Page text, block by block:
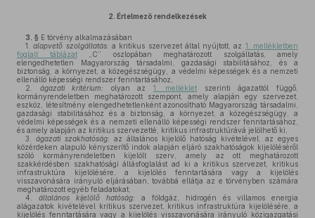
2. Értelmező rendelkezések
3. § E törvény alkalmazásában
1.
alapvető szolgáltatás: a kritikus szervezet által nyújtott, az 1. mellékletben
foglalt táblázat„C” oszlopában meghatározott szolgáltatás, amely
elengedhetetlen Magyarország társadalmi, gazdasági stabilitásához, és a
biztonság, a környezet, a közegészségügy, a védelmi képességek és a nemzeti
ellenálló képességi rendszer fenntartásához,
2.
ágazati kritérium: olyan az 1. melléklet szerinti ágazattól függő,
kormányrendeletben meghatározott szempont, amely alapján egy szervezet,
eszköz, létesítmény elengedhetetlenként azonosítható Magyarország társadalmi,
gazdasági stabilitásához és a biztonság, a környezet, a közegészségügy, a
védelmi képességek és a nemzeti ellenálló képességi rendszer fenntartásához,
és amely alapján az kritikus szervezetté, kritikus infrastruktúrává jelölhető ki,
3.
ágazati szakhatóság: az általános kijelölő hatóság kivételével, az egyes
közérdeken alapuló kényszerítő indok alapján eljáró szakhatóságok kijelöléséről
szóló kormányrendeletben kijelölt szerv, amely az ott meghatározott
szakkérdésben szakhatósági állásfoglalást ad ki a kritikus szervezet, kritikus
infrastruktúra kijelölésére, a kijelölés fenntartására vagy a kijelölés
visszavonására irányuló eljárásában, továbbá ellátja az e törvényben számára
meghatározott egyéb feladatokat,
4.
általános kijelölő hatóság: a földgáz, hidrogén és villamos energia
alágazatok kivételével kritikus szervezet, kritikus infrastruktúra kijelölésére, a
kijelölés fenntartására vagy a kijelölés visszavonására irányuló közigazgatási